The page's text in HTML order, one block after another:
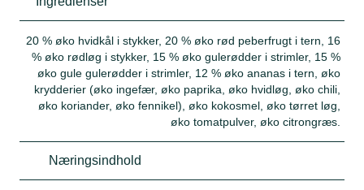
20 % øko hvidkål i stykker, 20 % øko rød peberfrugt i tern, 16
% øko rødløg i stykker, 15 % øko gulerødder i strimler, 15 %
øko gule gulerødder i strimler, 12 % øko ananas i tern, øko
krydderier (øko ingefær, øko paprika, øko hvidløg, øko chili,
øko koriander, øko fennikel), øko kokosmel, øko tørret løg,
øko tomatpulver, øko citrongræs.
Næringsindhold